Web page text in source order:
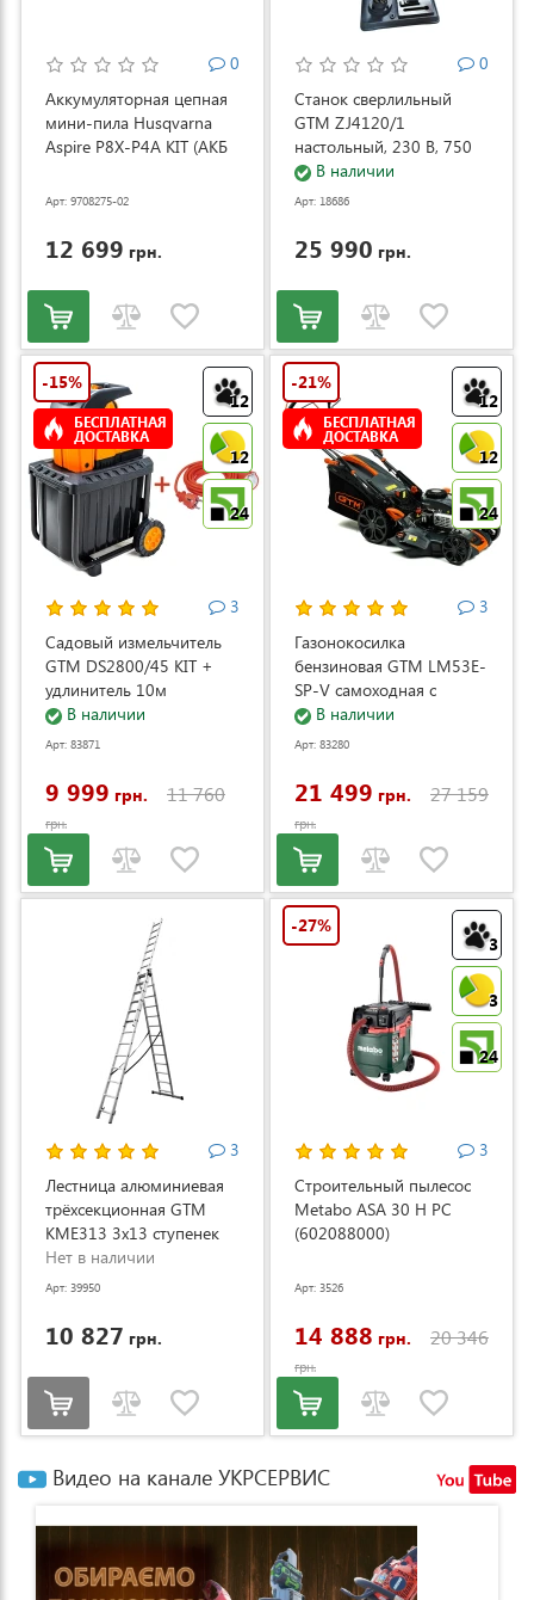
0
Аккумуляторная цепная
мини-пила Husqvarna
Aspire P8X-P4A KIT (АКБ
Арт: 9708275-02
12 699 грн.
0
Станок сверлильный
GTM ZJ4120/1
настольный, 230 В, 750
Вт (ZJ4120/1)
В наличии
Арт: 18686
25 990 грн.
12
12
24
-15%
БЕСПЛАТНАЯ
ДОСТАВКА
3
Садовый измельчитель
GTM DS2800/45 KIT +
удлинитель 10м
(DS2800/45_KIT+ext.cord)
В наличии
Арт: 83871
9 999 грн. 11 760
грн.
12
12
24
-21%
БЕСПЛАТНАЯ
ДОСТАВКА
3
Газонокосилка
бензиновая GTM LM53E-
SP-V самоходная с
электростартером и
регулировкой скорости
В наличии
Арт: 83280
21 499 грн. 27 159
грн.
3
Лестница алюминиевая
трёхсекционная GTM
KME313 3x13 ступенек
3.53-8.93м (KME313)
Нет в наличии
Арт: 39950
10 827 грн.
3
3
24
-27%
3
Строительный пылесос
Metabo ASA 30 H PC
(602088000)
Арт: 3526
14 888 грн. 20 346
грн.
Видео на канале УКРСЕРВИС